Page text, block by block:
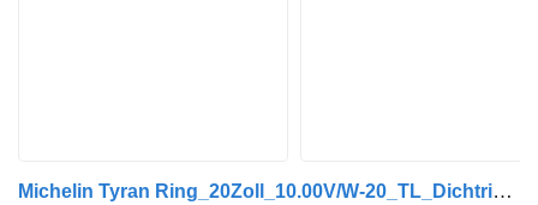
Michelin Tyran Ring_20Zoll_10.00V/W-20_TL_Dichtring_Neuwertig